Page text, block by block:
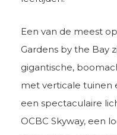
Een van de meest
Gardens by the Bay
gigantische,
met verticale tuinen
een spectaculaire
OCBC Skyway, een